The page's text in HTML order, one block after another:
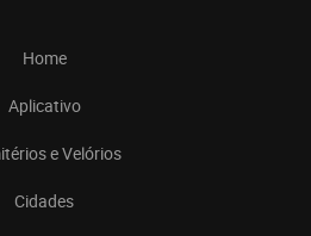
Home
Aplicativo
e Velórios
Cidades